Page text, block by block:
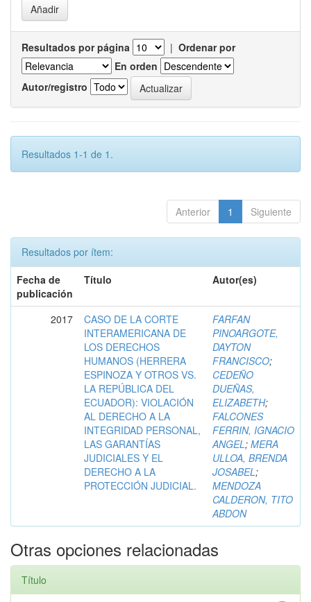
Resultados por página | Ordenar por
En orden
Autor/registro
Resultados 1-1 de 1.
Anterior 1 Siguiente
Resultados por ítem:
Fecha de
publicación
Título Autor(es)
2017
CASO DE LA CORTE
INTERAMERICANA DE
LOS DERECHOS
HUMANOS (HERRERA
ESPINOZA Y OTROS VS.
LA REPÚBLICA DEL
ECUADOR): VIOLACIÓN
AL DERECHO A LA
INTEGRIDAD PERSONAL,
LAS GARANTÍAS
JUDICIALES Y EL
DERECHO A LA
PROTECCIÓN JUDICIAL.
FARFAN
PINOARGOTE,
DAYTON
FRANCISCO;
CEDEÑO
DUEÑAS,
ELIZABETH;
FALCONES
FERRIN, IGNACIO
ANGEL; MERA
ULLOA, BRENDA
JOSABEL;
MENDOZA
CALDERON, TITO
ABDON
Otras opciones relacionadas
Título